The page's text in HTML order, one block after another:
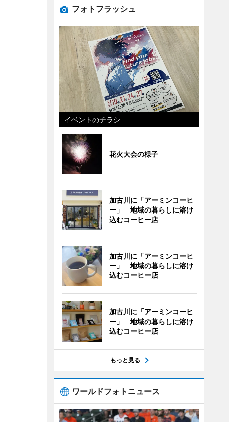
フォトフラッシュ
イベントのチラシ
花火大会の様子
加古川に「アーミンコーヒ
ー」 地域の暮らしに溶け
込むコーヒー店
加古川に「アーミンコーヒ
ー」 地域の暮らしに溶け
込むコーヒー店
加古川に「アーミンコーヒ
ー」 地域の暮らしに溶け
込むコーヒー店
もっと見る
ワールドフォトニュース